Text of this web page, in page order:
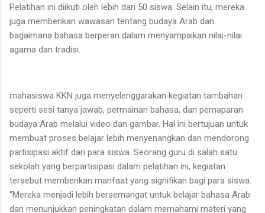
Pelatihan ini diikuti oleh lebih dari 50 siswa. Selain itu, mereka
juga memberikan wawasan tentang budaya Arab dan
bagaimana bahasa berperan dalam menyampaikan nilai-nilai
agama dan tradisi.
mahasiswa KKN juga menyelenggarakan kegiatan tambahan
seperti sesi tanya jawab, permainan bahasa, dan pemaparan
budaya Arab melalui video dan gambar. Hal ini bertujuan untuk
membuat proses belajar lebih menyenangkan dan mendorong
partisipasi aktif dari para siswa. Seorang guru di salah satu
sekolah yang berpartisipasi dalam pelatihan ini, kegiatan
tersebut memberikan manfaat yang signifikan bagi para siswa.
"Mereka menjadi lebih bersemangat untuk belajar bahasa Arab
dan menunjukkan peningkatan dalam memahami materi yang